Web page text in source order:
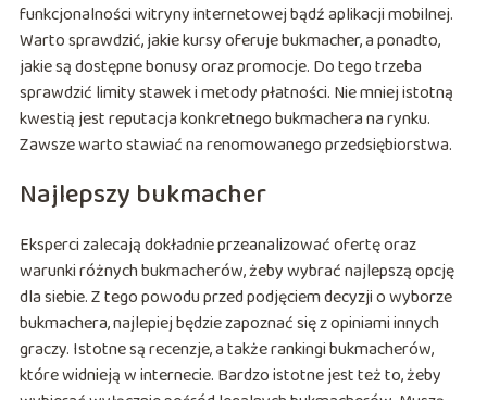
funkcjonalności witryny internetowej bądź aplikacji mobilnej.
Warto sprawdzić, jakie kursy oferuje bukmacher, a ponadto,
jakie są dostępne bonusy oraz promocje. Do tego trzeba
sprawdzić limity stawek i metody płatności. Nie mniej istotną
kwestią jest reputacja konkretnego bukmachera na rynku.
Zawsze warto stawiać na renomowanego przedsiębiorstwa.
Najlepszy bukmacher
Eksperci zalecają dokładnie przeanalizować ofertę oraz
warunki różnych bukmacherów, żeby wybrać najlepszą opcję
dla siebie. Z tego powodu przed podjęciem decyzji o wyborze
bukmachera, najlepiej będzie zapoznać się z opiniami innych
graczy. Istotne są recenzje, a także rankingi bukmacherów,
które widnieją w internecie. Bardzo istotne jest też to, żeby